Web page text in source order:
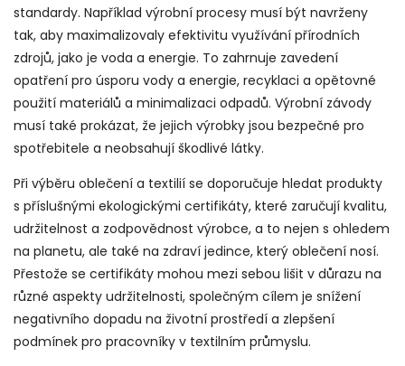
standardy. Například výrobní procesy musí být navrženy
tak, aby maximalizovaly efektivitu využívání přírodních
zdrojů, jako je voda a energie. To zahrnuje zavedení
opatření pro úsporu vody a energie, recyklaci a opětovné
použití materiálů a minimalizaci odpadů. Výrobní závody
musí také prokázat, že jejich výrobky jsou bezpečné pro
spotřebitele a neobsahují škodlivé látky.
Při výběru oblečení a textilií se doporučuje hledat produkty
s příslušnými ekologickými certifikáty, které zaručují kvalitu,
udržitelnost a zodpovědnost výrobce, a to nejen s ohledem
na planetu, ale také na zdraví jedince, který oblečení nosí.
Přestože se certifikáty mohou mezi sebou lišit v důrazu na
různé aspekty udržitelnosti, společným cílem je snížení
negativního dopadu na životní prostředí a zlepšení
podmínek pro pracovníky v textilním průmyslu.